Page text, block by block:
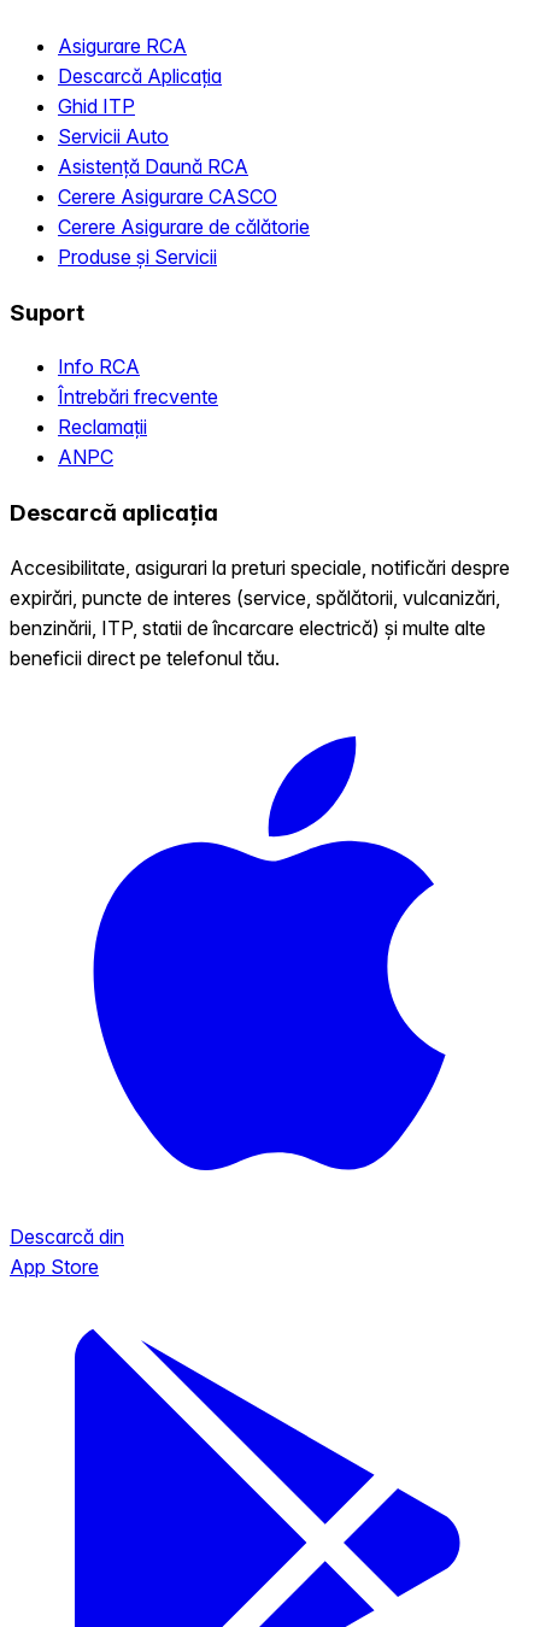
Asigurare RCA
Descarcă Aplicația
Ghid ITP
Servicii Auto
Asistență Daună RCA
Cerere Asigurare CASCO
Cerere Asigurare de călătorie
Produse și Servicii
Suport
Info RCA
Întrebări frecvente
Reclamații
ANPC
Descarcă aplicația
Accesibilitate, asigurari la preturi speciale, notificări despre
expirări, puncte de interes (service, spălătorii, vulcanizări,
benzinării, ITP, statii de încarcare electrică) și multe alte
beneficii direct pe telefonul tău.
Descarcă din
App Store